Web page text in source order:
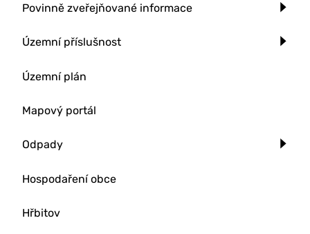
Povinně zveřejňované informace
Územní příslušnost
Územní plán
Mapový portál
Odpady
Hospodaření obce
Hřbitov